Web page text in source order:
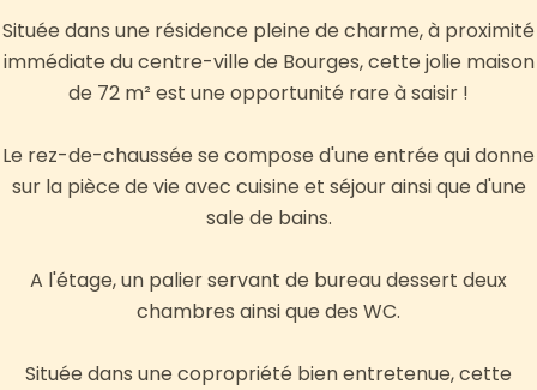
Située dans une résidence pleine de charme, à proximité
immédiate du centre-ville de Bourges, cette jolie maison
de 72 m² est une opportunité rare à saisir !
Le rez-de-chaussée se compose d'une entrée qui donne
sur la pièce de vie avec cuisine et séjour ainsi que d'une
sale de bains.
A l'étage, un palier servant de bureau dessert deux
chambres ainsi que des WC.
Située dans une copropriété bien entretenue, cette